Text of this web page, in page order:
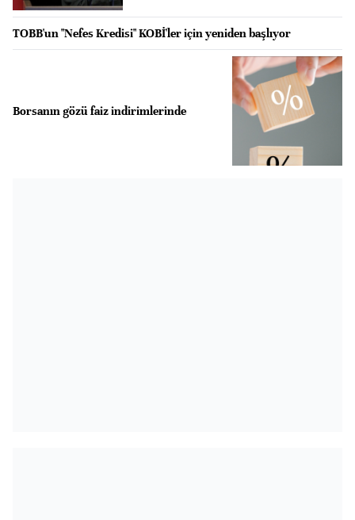
TOBB'un "Nefes Kredisi" KOBİ'ler için yeniden başlıyor
Borsanın gözü faiz indirimlerinde